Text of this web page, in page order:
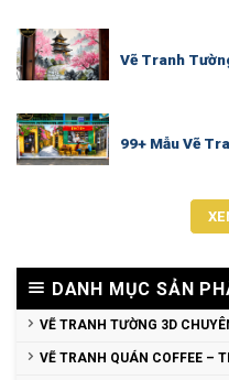
Vẽ Tranh
99+ Mẫu Vẽ
DANH MỤC SẢN
VẼ TRANH TƯỜNG 3D
VẼ TRANH QUÁN COFFEE –